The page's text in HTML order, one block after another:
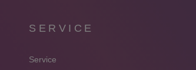
SERVICE
Service